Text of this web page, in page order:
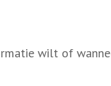
wilt of